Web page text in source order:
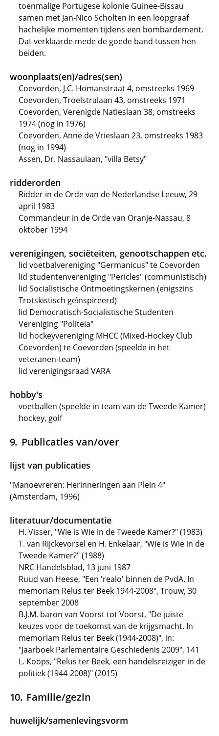
toenmalige Portugese kolonie Guinee-Bissau
samen met Jan-Nico Scholten in een loopgraaf
hachelijke momenten tijdens een bombardement.
Dat verklaarde mede de goede band tussen hen
beiden.
woonplaats(en)/adres(sen)
Coevorden, J.C. Homanstraat 4, omstreeks 1969
Coevorden, Troelstralaan 43, omstreeks 1971
Coevorden, Verenigde Natieslaan 38, omstreeks
1974 (nog in 1976)
Coevorden, Anne de Vrieslaan 23, omstreeks 1983
(nog in 1994)
Assen, Dr. Nassaulaan, "villa Betsy"
ridderorden
Ridder in de Orde van de Nederlandse Leeuw, 29
april 1983
Commandeur in de Orde van Oranje-Nassau, 8
oktober 1994
verenigingen, sociëteiten, genootschappen etc.
lid voetbalvereniging "Germanicus" te Coevorden
lid studentenvereniging "Pericles" (communistisch)
lid Socialistische Ontmoetingskernen (enigszins
Trotskistisch geïnspireerd)
lid Democratisch-Socialistische Studenten
Vereniging "Politeia"
lid hockeyvereniging MHCC (Mixed-Hockey Club
Coevorden) te Coevorden (speelde in het
veteranen-team)
lid verenigingsraad VARA
hobby's
voetballen (speelde in team van de Tweede Kamer)
hockey, golf
Publicaties van/over
lijst van publicaties
"Manoevreren: Herinneringen aan Plein 4"
(Amsterdam, 1996)
literatuur/documentatie
H. Visser, "Wie is Wie in de Tweede Kamer?" (1983)
T. van Rijckevorsel en H. Enkelaar, "Wie is Wie in de
Tweede Kamer?" (1988)
NRC Handelsblad, 13 juni 1987
Ruud van Heese, "Een 'realo' binnen de PvdA. In
memoriam Relus ter Beek 1944-2008", Trouw, 30
september 2008
B.J.M. baron van Voorst tot Voorst, "De juiste
keuzes voor de toekomst van de krijgsmacht. In
memoriam Relus ter Beek (1944-2008)", in:
"Jaarboek Parlementaire Geschiedenis 2009", 141
L. Koops, "Relus ter Beek, een handelsreiziger in de
politiek (1944-2008)" (2015)
Familie/gezin
huwelijk/samenlevingsvorm